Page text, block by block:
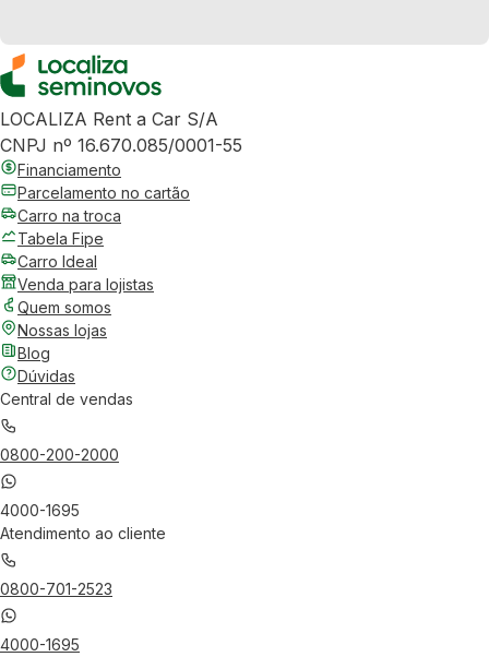
LOCALIZA Rent a Car S/A
CNPJ nº 16.670.085/0001-55
Financiamento
Parcelamento no cartão
Carro na troca
Tabela Fipe
Carro Ideal
Venda para lojistas
Quem somos
Nossas lojas
Blog
Dúvidas
Central de vendas
0800-200-2000
4000-1695
Atendimento ao cliente
0800-701-2523
4000-1695